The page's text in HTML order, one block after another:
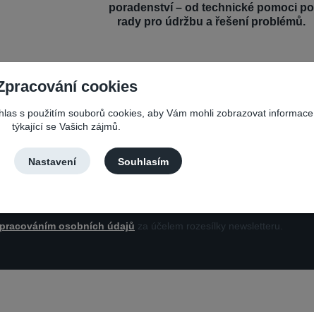
poradenství – od technické pomoci po
rady pro údržbu a řešení problémů.
novinky, akce a slevy!
osobních údajů za účelem rozesílky newsletteru.
cookies
s použitím souborů cookies, aby Vám mohli zobrazovat informace
týkající se Vašich zájmů.
Nastavení Souhlasím